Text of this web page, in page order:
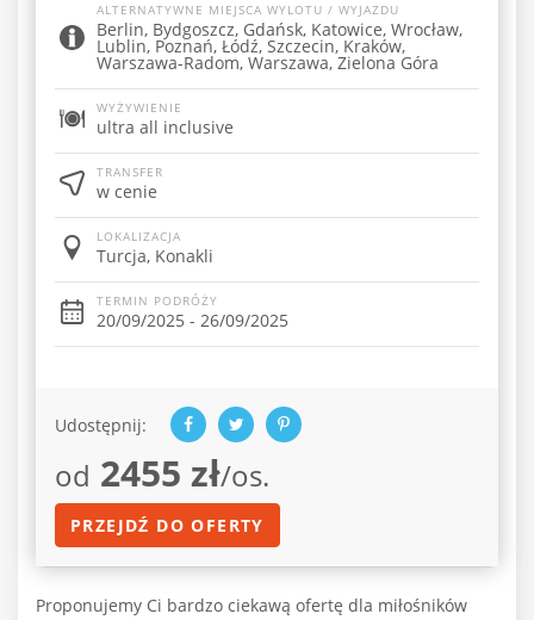
ALTERNATYWNE MIEJSCA WYLOTU / WYJAZDU
Berlin, Bydgoszcz, Gdańsk, Katowice, Wrocław,
Lublin, Poznań, Łódź, Szczecin, Kraków,
Warszawa-Radom, Warszawa, Zielona Góra
WYŻYWIENIE
ultra all inclusive
TRANSFER
w cenie
LOKALIZACJA
Turcja, Konakli
TERMIN PODRÓŻY
20/09/2025 - 26/09/2025
Udostępnij:
od 2455 zł/os.
PRZEJDŹ DO OFERTY
Proponujemy Ci bardzo ciekawą ofertę dla miłośników